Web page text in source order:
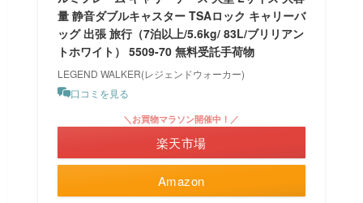
量 静音ダブルキャスター TSAロック キャリーバ
ッグ 出張 旅行（7泊以上/5.6kg/ 83L/ブリリアン
トホワイト） 5509-70 無料受託手荷物
LEGEND WALKER(レジェンドウォーカー)
口コミを見る
Amazon
＼お買物マラソン開催中！／
楽天市場